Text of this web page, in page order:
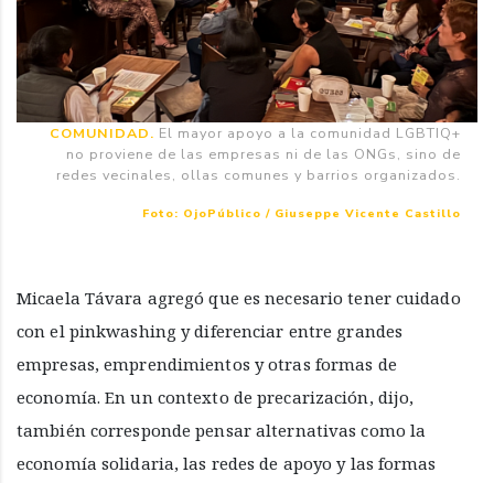
COMUNIDAD. El mayor apoyo a la comunidad LGBTIQ+
no proviene de las empresas ni de las ONGs, sino de
redes vecinales, ollas comunes y barrios organizados.
Foto: OjoPúblico / Giuseppe Vicente Castillo
Micaela Távara agregó que es necesario tener cuidado
con el pinkwashing y diferenciar entre grandes
empresas, emprendimientos y otras formas de
economía. En un contexto de precarización, dijo,
también corresponde pensar alternativas como la
economía solidaria, las redes de apoyo y las formas